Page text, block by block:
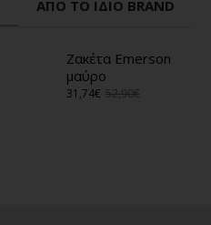
ΑΠΌ ΤΟ ΊΔΙΟ BRAND
Ζακέτα Emerson
μαύρο
31,74€ 52,90€